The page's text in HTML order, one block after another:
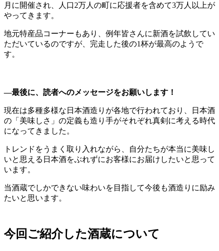
月に開催され、人口2万人の町に応援者を含めて3万人以上が
やってきます。
地元特産品コーナーもあり、例年皆さんに新酒を試飲してい
ただいているのですが、完走した後の1杯が最高のようで
す。
―最後に、読者へのメッセージをお願いします！
現在は多種多様な日本酒造りが各地で行われており、日本酒
の「美味しさ」の定義も造り手がそれぞれ真剣に考える時代
になってきました。
トレンドをうまく取り入れながら、自分たちが本当に美味し
いと思える日本酒をぶれずにお客様にお届けしたいと思って
います。
当酒蔵でしかできない味わいを目指して今後も酒造りに励み
たいと思います。
今回ご紹介した酒蔵について